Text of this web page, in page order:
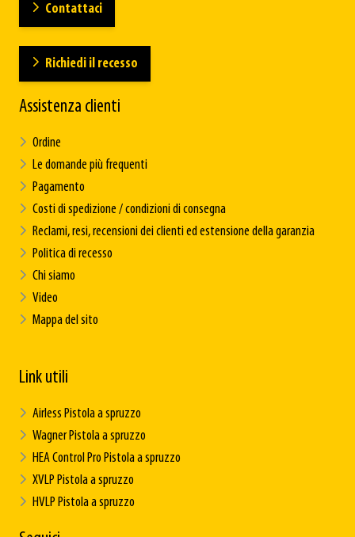
Contattaci
Richiedi il recesso
Assistenza clienti
Ordine
Le domande più frequenti
Pagamento
Costi di spedizione / condizioni di consegna
Reclami, resi, recensioni dei clienti ed estensione della garanzia
Politica di recesso
Chi siamo
Video
Mappa del sito
Link utili
Airless Pistola a spruzzo
Wagner Pistola a spruzzo
HEA Control Pro Pistola a spruzzo
XVLP Pistola a spruzzo
HVLP Pistola a spruzzo